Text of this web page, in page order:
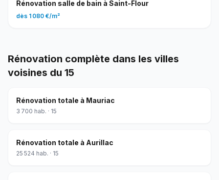
Rénovation salle de bain à Saint-Flour
dès 1 080 €/m²
Rénovation complète dans les villes
voisines du 15
Rénovation totale à Mauriac
3 700 hab. · 15
Rénovation totale à Aurillac
25 524 hab. · 15